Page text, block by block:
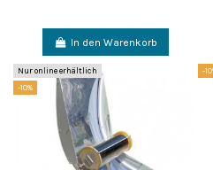
In den Warenkorb
Nur online erhältlich
-10%
-